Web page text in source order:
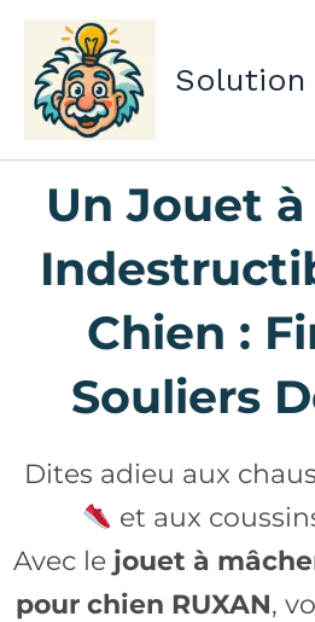
Aller
contenu
Solution
Un Jouet
Chien :
Souliers
Dites adieu aux
et aux
Avec le jouet à
pour chien RUXAN,